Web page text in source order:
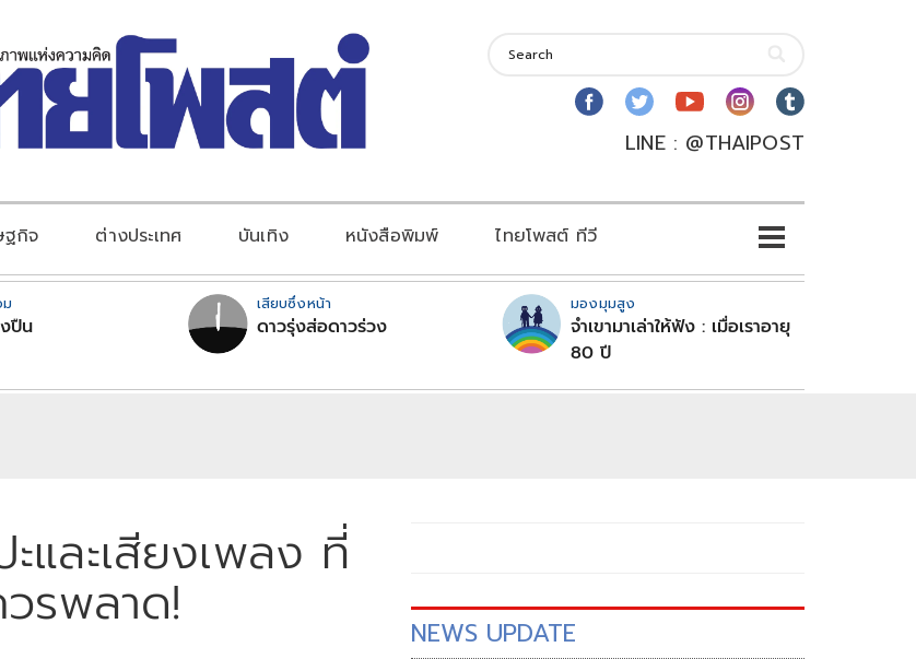
LINE : @THAIPOST
ฐกิจ ต่างประเทศ บันเทิง หนังสือพิมพ์ ไทยโพสต์ ทีวี
ปืน
เสียบซึ่งหน้า
ดาวรุ่งส่อดาวร่วง
มองมุมสูง
จำเขามาเล่าให้ฟัง : เมื่อเราอายุ
80 ปี
และเสียงเพลง ที่
รพลาด! NEWS UPDATE